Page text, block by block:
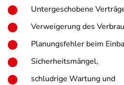
Untergeschobene
Verweigerung des
Planungsfehler beim
Sicherheitsmängel,
schludrige Wartung und